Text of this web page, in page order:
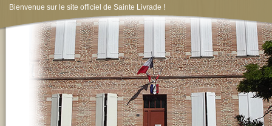
Bienvenue sur le site officiel de Sainte Livrade !